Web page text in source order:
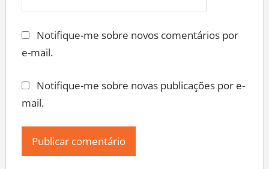
Notifique-me sobre novos comentários por
e-mail.
Notifique-me sobre novas publicações por e-
mail.